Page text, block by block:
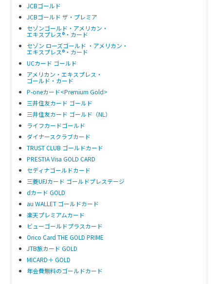
JCBゴールド
JCBゴールド ザ・プレミア
セゾンゴールド・アメリカン・
エキスプレス®・カード
セゾン ローズゴールド ・アメリカン・
エキスプレス®・カード
UCカード ゴールド
アメリカン・エキスプレス・
ゴールド・カード
P-oneカード<Premium Gold>
三井住友カード ゴールド
三井住友カード ゴールド（NL）
ライフカードゴールド
ダイナースクラブカード
TRUST CLUB ゴールドカード
PRESTIA Visa GOLD CARD
セディナゴールドカード
三菱UFJカード ゴールドプレステージ
dカード GOLD
au WALLET ゴールドカード
楽天プレミアムカード
ビューゴールドプラスカード
Orico Card THE GOLD PRIME
JTB旅カード GOLD
MICARD＋ GOLD
年会費無料のゴールドカード